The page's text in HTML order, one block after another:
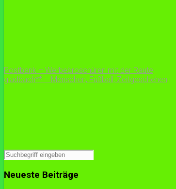
Postbank – Werbebroschüren mit der Raute
gladbach** – Menschen, Fußball, Zeitgeschehen
Neueste Beiträge